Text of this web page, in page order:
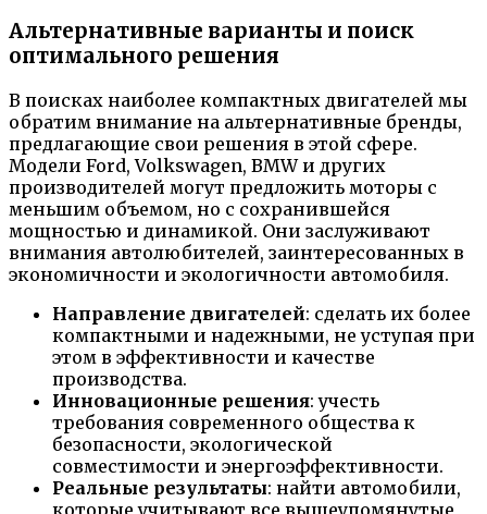
Альтернативные варианты и поиск
оптимального решения
В поисках наиболее компактных двигателей мы
обратим внимание на альтернативные бренды,
предлагающие свои решения в этой сфере.
Модели Ford, Volkswagen, BMW и других
производителей могут предложить моторы с
меньшим объемом, но с сохранившейся
мощностью и динамикой. Они заслуживают
внимания автолюбителей, заинтересованных в
экономичности и экологичности автомобиля.
Направление двигателей: сделать их более
компактными и надежными, не уступая при
этом в эффективности и качестве
производства.
Инновационные решения: учесть
требования современного общества к
безопасности, экологической
совместимости и энергоэффективности.
Реальные результаты: найти автомобили,
которые учитывают все вышеупомянутые